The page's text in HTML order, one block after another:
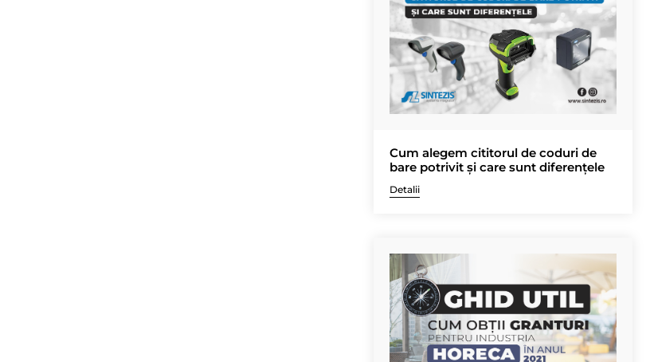
Cum alegem cititorul de coduri de
bare potrivit și care sunt diferențele
Detalii